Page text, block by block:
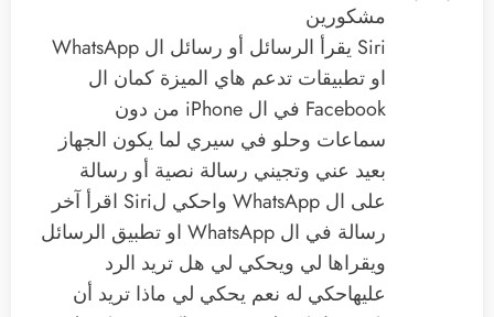
‏مشكورين
‏Siri يقرأ الرسائل أو رسائل ال WhatsApp
او تطبيقات تدعم هاي الميزة كمان ال
Facebook ‏في ال iPhone من دون
سماعات ‏وحلو في سيري لما يكون ‏الجهاز
بعيد عني وتجيني رسالة نصية أو رسالة
على ال WhatsApp واحكي لSiri اقرأ آخر
رسالة في ال WhatsApp او تطبيق الرسائل
ويقراها لي ويحكي لي هل تريد الرد
عليه‏احكي له نعم يحكي لي ماذا تريد أن